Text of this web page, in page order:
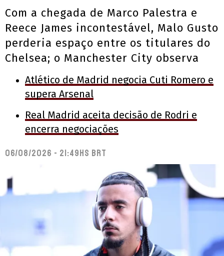
Com a chegada de Marco Palestra e
Reece James incontestável, Malo Gusto
perderia espaço entre os titulares do
Chelsea; o Manchester City observa
Atlético de Madrid negocia Cuti Romero e
supera Arsenal
Real Madrid aceita decisão de Rodri e
encerra negociações
06/08/2026 - 21:49hs BRT